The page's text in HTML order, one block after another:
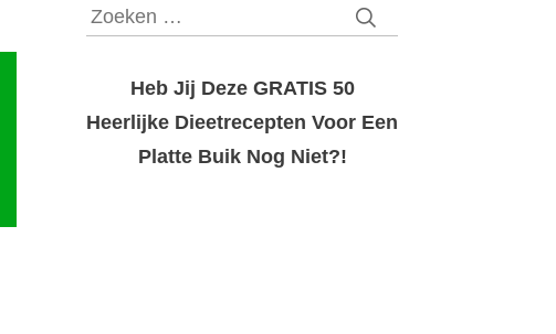
Zoeken
Heb Jij Deze GRATIS 50
Heerlijke Dieetrecepten Voor Een
Platte Buik Nog Niet?!